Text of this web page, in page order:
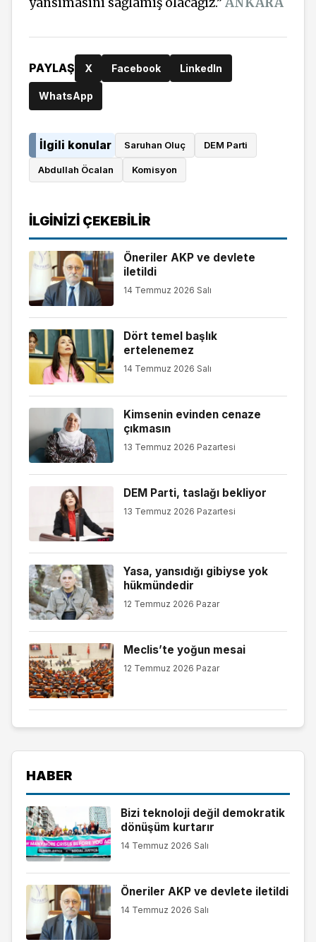
PAYLAŞ X Facebook LinkedIn
WhatsApp
İlgili konular Saruhan Oluç DEM Parti
Abdullah Öcalan Komisyon
İLGINIZI ÇEKEBILIR
Öneriler AKP ve devlete
iletildi
14 Temmuz 2026 Salı
Dört temel başlık
ertelenemez
14 Temmuz 2026 Salı
Kimsenin evinden cenaze
çıkmasın
13 Temmuz 2026 Pazartesi
DEM Parti, taslağı bekliyor
13 Temmuz 2026 Pazartesi
Yasa, yansıdığı gibiyse yok
hükmündedir
12 Temmuz 2026 Pazar
Meclis’te yoğun mesai
12 Temmuz 2026 Pazar
HABER
Bizi teknoloji değil demokratik
dönüşüm kurtarır
14 Temmuz 2026 Salı
Öneriler AKP ve devlete iletildi
14 Temmuz 2026 Salı